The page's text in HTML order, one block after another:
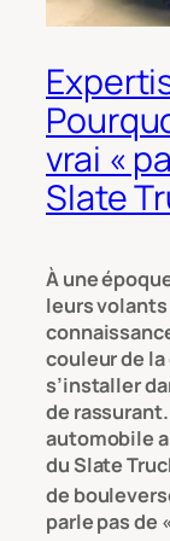
vrai «
Slate
À une
leurs
couleur de
s’installer
de
automobile
du Slate
de
parle pas de